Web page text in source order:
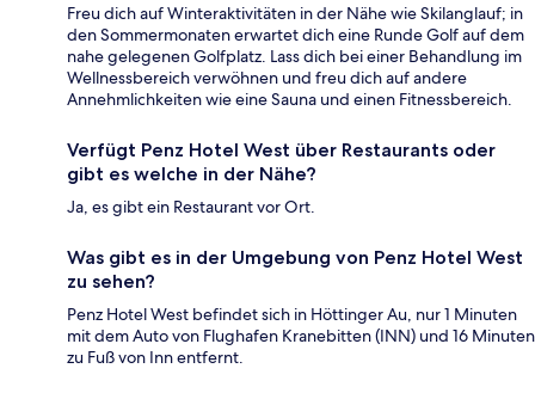
Freu dich auf Winteraktivitäten in der Nähe wie Skilanglauf; in
den Sommermonaten erwartet dich eine Runde Golf auf dem
nahe gelegenen Golfplatz. Lass dich bei einer Behandlung im
Wellnessbereich verwöhnen und freu dich auf andere
Annehmlichkeiten wie eine Sauna und einen Fitnessbereich.
Verfügt Penz Hotel West über Restaurants oder
gibt es welche in der Nähe?
Ja, es gibt ein Restaurant vor Ort.
Was gibt es in der Umgebung von Penz Hotel West
zu sehen?
Penz Hotel West befindet sich in Höttinger Au, nur 1 Minuten
mit dem Auto von Flughafen Kranebitten (INN) und 16 Minuten
zu Fuß von Inn entfernt.